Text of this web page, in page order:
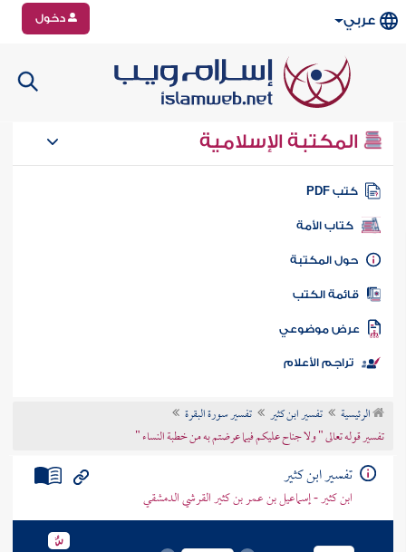
عربي دخول
المكتبة الإسلامية
كتب PDF
كتاب الأمة
المكتبة
الكتب
موضوعي
تراجم الأعلام
الرئيسية تفسير ابن كثير
تفسير سورة البقرة
تفسير قوله تعالى " ولا جناح عليكم فيما عرضتم به من خطبة النساء "
تفسير ابن كثير
ابن كثير - إسماعيل بن عمر بن كثير القرشي الدمشقي